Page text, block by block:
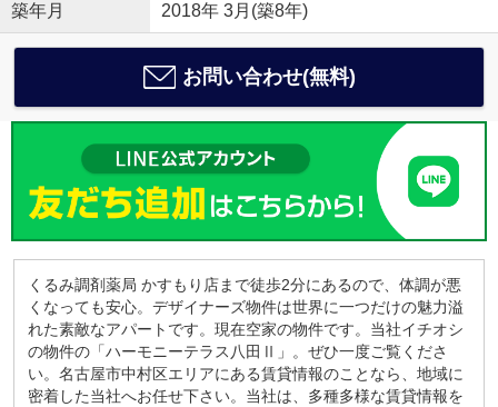
築年月 2018年 3月(築8年)
お問い合わせ(無料)
くるみ調剤薬局 かすもり店まで徒歩2分にあるので、体調が悪
くなっても安心。デザイナーズ物件は世界に一つだけの魅力溢
れた素敵なアパートです。現在空家の物件です。当社イチオシ
の物件の「ハーモニーテラス八田Ⅱ」。ぜひ一度ご覧くださ
い。名古屋市中村区エリアにある賃貸情報のことなら、地域に
密着した当社へお任せ下さい。当社は、多種多様な賃貸情報を